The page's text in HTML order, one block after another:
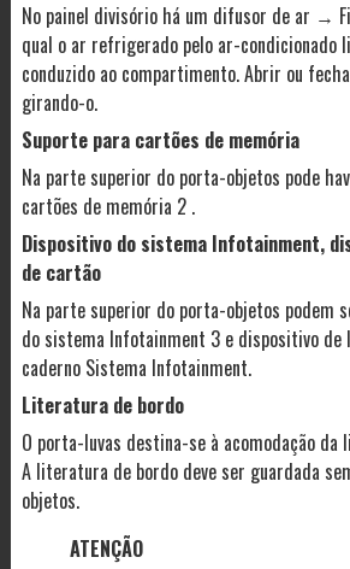
No painel divisório há um difusor de ar →
qual o ar refrigerado pelo ar-condicionado
conduzido ao compartimento. Abrir ou
girando-o.
Suporte para cartões de memória
Na parte superior do porta-objetos pode
cartões de memória 2 .
Dispositivo do sistema Infotainment,
de cartão
Na parte superior do porta-objetos podem
do sistema Infotainment 3 e dispositivo
caderno Sistema Infotainment.
Literatura de bordo
O porta-luvas destina-se à acomodação
A literatura de bordo deve ser guardada
objetos.
ATENÇÃO